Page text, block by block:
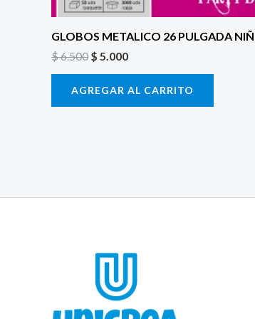
GLOBOS METALICO 26 PULGADA
$6.500 $ 5.000
AGREGAR AL CARRITO